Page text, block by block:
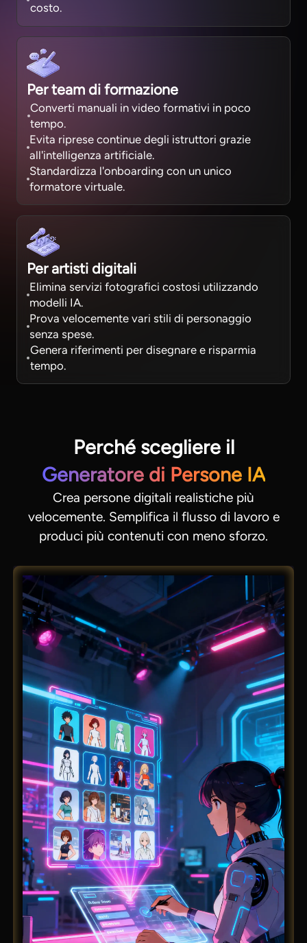
costo.
Per team di formazione
Converti manuali in video formativi in poco
tempo.
Evita riprese continue degli istruttori grazie
all'intelligenza artificiale.
Standardizza l'onboarding con un unico
formatore virtuale.
Per artisti digitali
Elimina servizi fotografici costosi utilizzando
modelli IA.
Prova velocemente vari stili di personaggio
senza spese.
Genera riferimenti per disegnare e risparmia
tempo.
Perché scegliere il
Generatore di Persone IA
Crea persone digitali realistiche più
velocemente. Semplifica il flusso di lavoro e
produci più contenuti con meno sforzo.